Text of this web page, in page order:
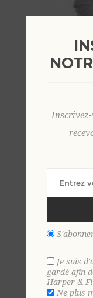
Je suis
gardé afin
Harper &
Ne plus